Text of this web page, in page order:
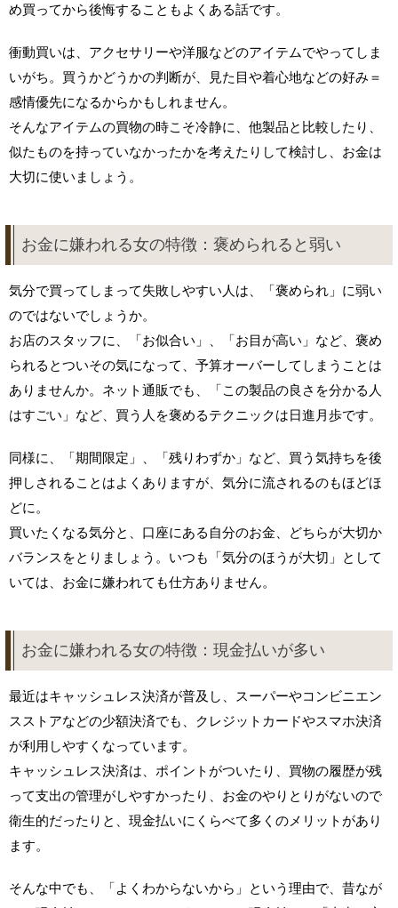
め買ってから後悔することもよくある話です。
衝動買いは、アクセサリーや洋服などのアイテムでやってしま
いがち。買うかどうかの判断が、見た目や着心地などの好み＝
感情優先になるからかもしれません。
そんなアイテムの買物の時こそ冷静に、他製品と比較したり、
似たものを持っていなかったかを考えたりして検討し、お金は
大切に使いましょう。
お金に嫌われる女の特徴：褒められると弱い
気分で買ってしまって失敗しやすい人は、「褒められ」に弱い
のではないでしょうか。
お店のスタッフに、「お似合い」、「お目が高い」など、褒め
られるとついその気になって、予算オーバーしてしまうことは
ありませんか。ネット通販でも、「この製品の良さを分かる人
はすごい」など、買う人を褒めるテクニックは日進月歩です。
同様に、「期間限定」、「残りわずか」など、買う気持ちを後
押しされることはよくありますが、気分に流されるのもほどほ
どに。
買いたくなる気分と、口座にある自分のお金、どちらが大切か
バランスをとりましょう。いつも「気分のほうが大切」として
いては、お金に嫌われても仕方ありません。
お金に嫌われる女の特徴：現金払いが多い
最近はキャッシュレス決済が普及し、スーパーやコンビニエン
スストアなどの少額決済でも、クレジットカードやスマホ決済
が利用しやすくなっています。
キャッシュレス決済は、ポイントがついたり、買物の履歴が残
って支出の管理がしやすかったり、お金のやりとりがないので
衛生的だったりと、現金払いにくらべて多くのメリットがあり
ます。
そんな中でも、「よくわからないから」という理由で、昔なが